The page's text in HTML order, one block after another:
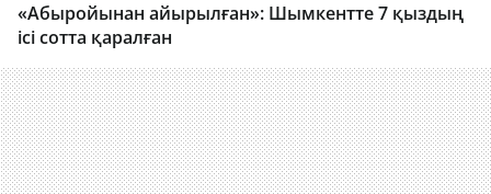
«Абыройынан айырылған»: Шымкентте 7 қыздың
ісі сотта қаралған